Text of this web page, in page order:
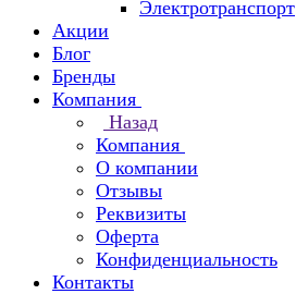
Электротранспорт
Акции
Блог
Бренды
Компания
Назад
Компания
О компании
Отзывы
Реквизиты
Оферта
Конфиденциальность
Контакты